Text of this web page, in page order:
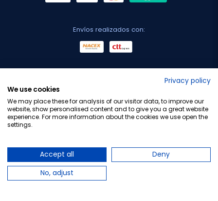
Envíos realizados con:
Privacy policy
We use cookies
We may place these for analysis of our visitor data, to improve our
website, show personalised content and to give you a great website
experience. For more information about the cookies we use open the
settings.
Accept all
Deny
No, adjust